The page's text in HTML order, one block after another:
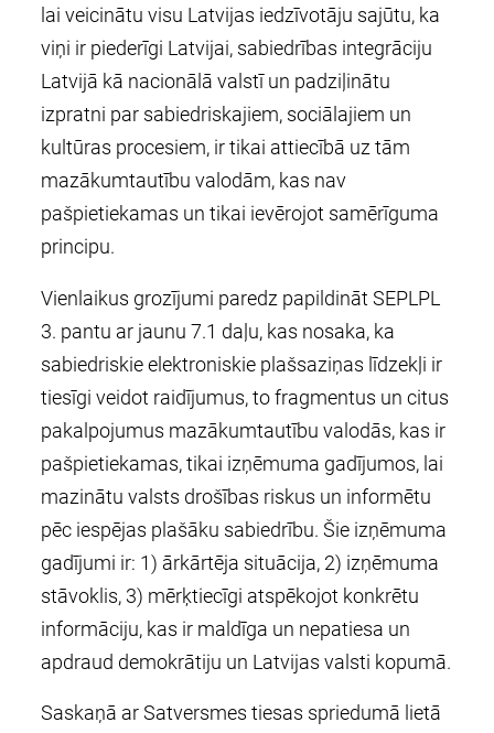
lai veicinātu visu Latvijas iedzīvotāju sajūtu, ka
viņi ir piederīgi Latvijai, sabiedrības integrāciju
Latvijā kā nacionālā valstī un padziļinātu
izpratni par sabiedriskajiem, sociālajiem un
kultūras procesiem, ir tikai attiecībā uz tām
mazākumtautību valodām, kas nav
pašpietiekamas un tikai ievērojot samērīguma
principu.
Vienlaikus grozījumi paredz papildināt SEPLPL
3. pantu ar jaunu 7.1 daļu, kas nosaka, ka
sabiedriskie elektroniskie plašsaziņas līdzekļi ir
tiesīgi veidot raidījumus, to fragmentus un citus
pakalpojumus mazākumtautību valodās, kas ir
pašpietiekamas, tikai izņēmuma gadījumos, lai
mazinātu valsts drošības riskus un informētu
pēc iespējas plašāku sabiedrību. Šie izņēmuma
gadījumi ir: 1) ārkārtēja situācija, 2) izņēmuma
stāvoklis, 3) mērķtiecīgi atspēkojot konkrētu
informāciju, kas ir maldīga un nepatiesa un
apdraud demokrātiju un Latvijas valsti kopumā.
Saskaņā ar Satversmes tiesas spriedumā lietā